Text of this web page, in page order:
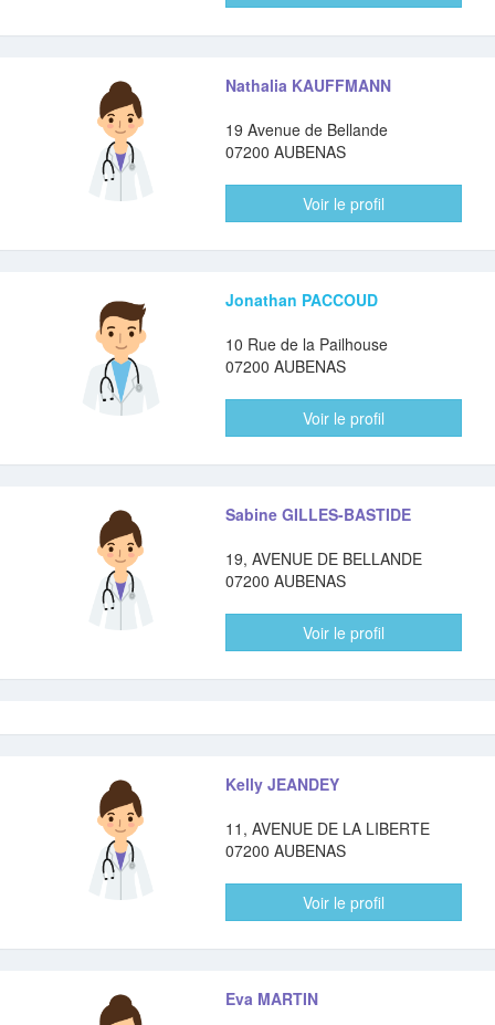
Nathalia KAUFFMANN
19 Avenue de Bellande
07200 AUBENAS
Voir le profil
Jonathan PACCOUD
10 Rue de la Pailhouse
07200 AUBENAS
Voir le profil
Sabine GILLES-BASTIDE
19, AVENUE DE BELLANDE
07200 AUBENAS
Voir le profil
Kelly JEANDEY
11, AVENUE DE LA LIBERTE
07200 AUBENAS
Voir le profil
Eva MARTIN